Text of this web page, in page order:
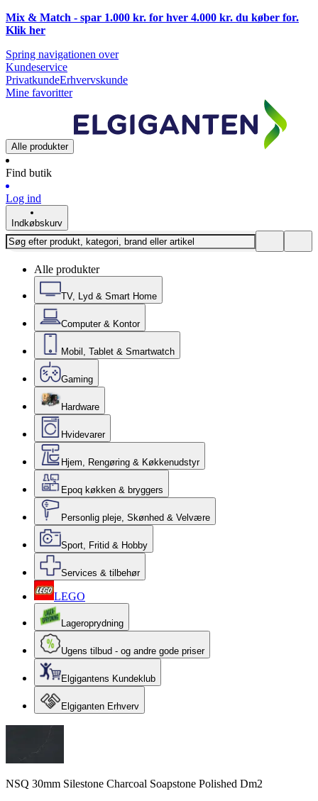
Mix & Match - spar 1.000 kr. for hver 4.000 kr. du køber for.
Klik her
Spring navigationen over
Kundeservice
PrivatkundeErhvervskunde
Mine favoritter
Alle produkter
Find butik
Log ind
Indkøbskurv
Alle produkter
TV, Lyd & Smart Home
Computer & Kontor
Mobil, Tablet & Smartwatch
Gaming
Hardware
Hvidevarer
Hjem, Rengøring & Køkkenudstyr
Epoq køkken & bryggers
Personlig pleje, Skønhed & Velvære
Sport, Fritid & Hobby
Services & tilbehør
LEGO
Lageroprydning
Ugens tilbud - og andre gode priser
Elgigantens Kundeklub
Elgiganten Erhverv
NSQ 30mm Silestone Charcoal Soapstone Polished Dm2